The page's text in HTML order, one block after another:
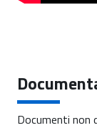
Documenti non